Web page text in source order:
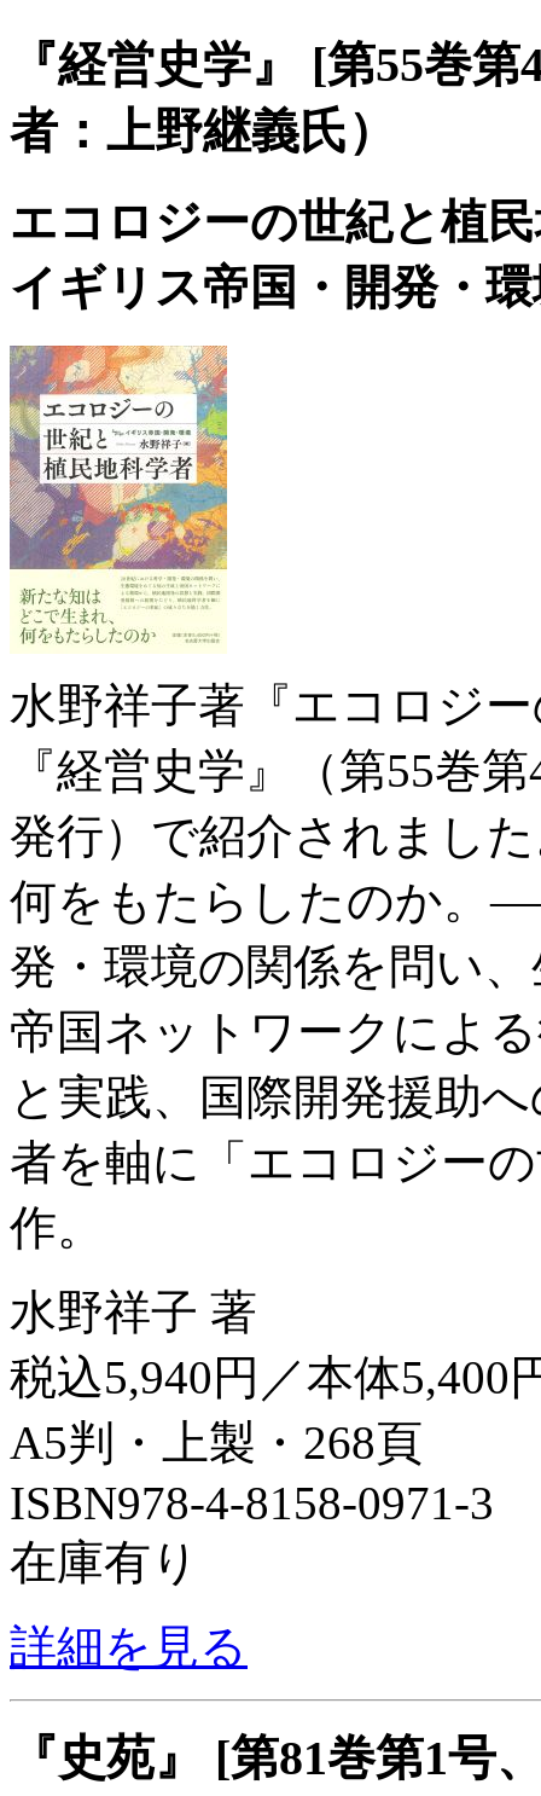
『経営史学』 [第55巻
者：上野継義氏）
エコロジーの世紀と植
イギリス帝国・開発・
水野祥子著『エコロジ
『経営史学』（第55巻
発行）で紹介されまし
何をもたらしたのか。
発・環境の関係を問い
帝国ネットワークによ
と実践、国際開発援助
者を軸に「エコロジー
作。
水野祥子 著
税込5,940円／本体5,400
A5判・上製・268頁
ISBN978-4-8158-0971-3
在庫有り
詳細を見る
『史苑』 [第81巻第1号